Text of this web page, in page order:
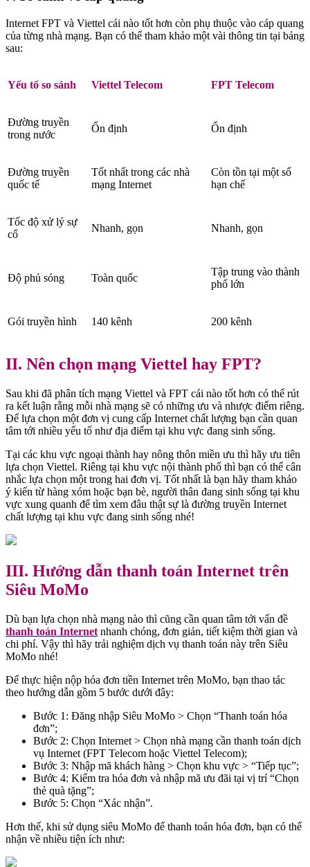
Internet FPT và Viettel cái nào tốt hơn còn phụ thuộc vào cáp quang
của từng nhà mạng. Bạn có thể tham khảo một vài thông tin tại bảng
sau:
Yếu tố so sánh Viettel Telecom FPT Telecom
Đường truyền
trong nước
Ổn định Ổn định
Đường truyền
quốc tế
Tốt nhất trong các nhà
mạng Internet
Còn tồn tại một số
hạn chế
Tốc độ xử lý sự
cố
Nhanh, gọn Nhanh, gọn
Độ phủ sóng Toàn quốc
Tập trung vào thành
phố lớn
Gói truyền hình 140 kênh 200 kênh
II. Nên chọn mạng Viettel hay FPT?
Sau khi đã phân tích mạng Viettel và FPT cái nào tốt hơn có thể rút
ra kết luận rằng mỗi nhà mạng sẽ có những ưu và nhược điểm riêng.
Để lựa chọn một đơn vị cung cấp Internet chất lượng bạn cần quan
tâm tới nhiều yếu tố như địa điểm tại khu vực đang sinh sống.
Tại các khu vực ngoại thành hay nông thôn miền ưu thì hãy ưu tiên
lựa chọn Viettel. Riêng tại khu vực nội thành phố thì bạn có thể cân
nhắc lựa chọn một trong hai đơn vị. Tốt nhất là bạn hãy tham khảo
ý kiến từ hàng xóm hoặc bạn bè, người thân đang sinh sống tại khu
vực xung quanh để tìm xem đâu thật sự là đường truyền Internet
chất lượng tại khu vực đang sinh sống nhé!
III. Hướng dẫn thanh toán Internet trên
Siêu MoMo
Dù bạn lựa chọn nhà mạng nào thì cũng cần quan tâm tới vấn đề
thanh toán Internet nhanh chóng, đơn giản, tiết kiệm thời gian và
chi phí. Vậy thì hãy trải nghiệm dịch vụ thanh toán này trên Siêu
MoMo nhé!
Để thực hiện nộp hóa đơn tiền Internet trên MoMo, bạn thao tác
theo hướng dẫn gồm 5 bước dưới đây:
Bước 1: Đăng nhập Siêu MoMo > Chọn “Thanh toán hóa
đơn”;
Bước 2: Chọn Internet > Chọn nhà mạng cần thanh toán dịch
vụ Internet (FPT Telecom hoặc Viettel Telecom);
Bước 3: Nhập mã khách hàng > Chọn khu vực > “Tiếp tục”;
Bước 4: Kiểm tra hóa đơn và nhập mã ưu đãi tại vị trí “Chọn
thẻ quà tặng”;
Bước 5: Chọn “Xác nhận”.
Hơn thế, khi sử dụng siêu MoMo để thanh toán hóa đơn, bạn có thể
nhận về nhiều tiện ích như: